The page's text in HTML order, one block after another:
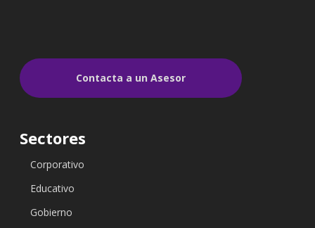
Contacta a un Asesor
Sectores
Corporativo
Educativo
Gobierno